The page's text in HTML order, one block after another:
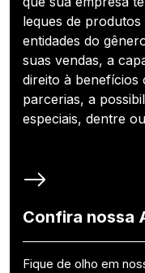
leques de
entidades do
suas vendas, a
direito à benefícios
parcerias, a
especiais, dentre
Confira nossa
Fique de olho em